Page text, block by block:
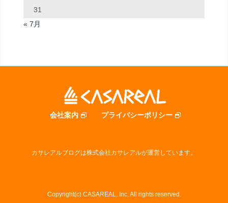
31
« 7月
会社案内 プライバシーポリシー
カサレアルブログは株式会社カサレアルが運営しています。
Copyright(c) CASAREAL, Inc. All rights reserved.